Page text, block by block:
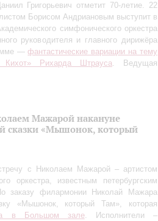
Григорьевич отметит 70‑летие. 22
Борисом Андриановым выступит в
симфонического оркестра
руководителя и главного дирижёра
— фантастические вариации на тему
Кихот» Рихарда Штрауса. Ведущая
Мажарой накануне
сказки «Мышонок, который
с Николаем Мажарой – артистом
оркестра, известным петербургским
заказу филармонии Николай Мажара
«Мышонок, который Там», которая
в Большом зале. Исполнители –